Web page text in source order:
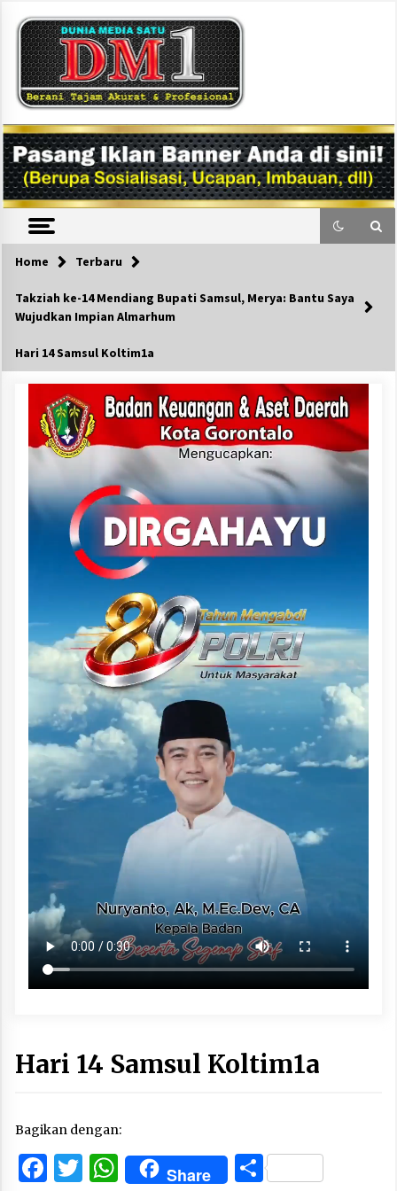
content
DM1
Home Terbaru
Takziah ke-14 Mendiang Bupati Samsul, Merya: Bantu Saya
Wujudkan Impian Almarhum
Hari 14 Samsul Koltim1a
Hari 14 Samsul Koltim1a
Bagikan dengan:
Facebook
Twitter
WhatsApp
Share Share